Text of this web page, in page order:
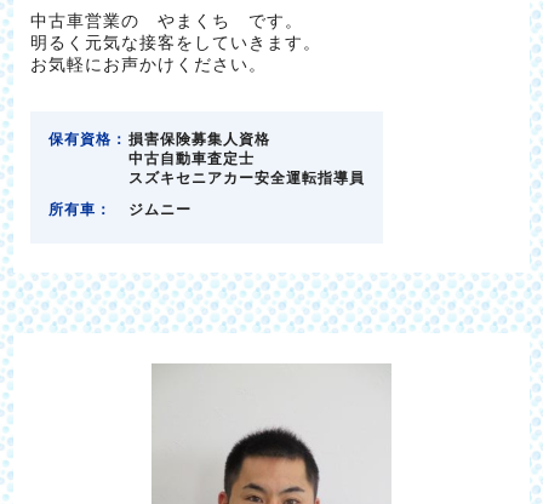
中古車営業の やまくち です。
明るく元気な接客をしていきます。
お気軽にお声かけください。
保有資格： 損害保険募集人資格
中古自動車査定士
スズキセニアカー安全運転指導員
所有車：
ジムニー